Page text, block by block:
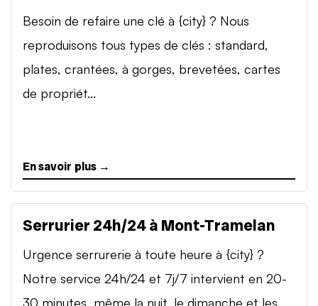
Besoin de refaire une clé à {city} ? Nous
reproduisons tous types de clés : standard,
plates, crantées, à gorges, brevetées, cartes
de propriét...
En savoir plus →
Serrurier 24h/24 à Mont-Tramelan
Urgence serrurerie à toute heure à {city} ?
Notre service 24h/24 et 7j/7 intervient en 20-
30 minutes, même la nuit, le dimanche et les